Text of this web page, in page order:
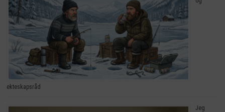
ekteskapsråd
Jeg